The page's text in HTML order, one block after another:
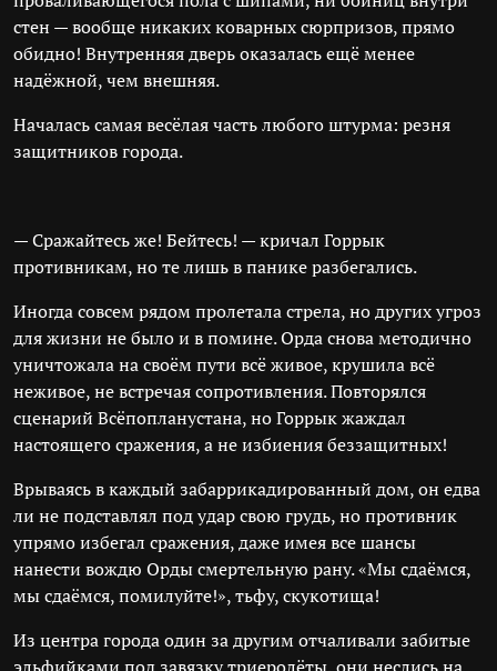
стен — вообще никаких коварных сюрпризов, прямо
обидно! Внутренняя дверь оказалась ещё менее
надёжной, чем внешняя.
Началась самая весёлая часть любого штурма: резня
защитников города.
— Сражайтесь же! Бейтесь! — кричал Горрык
противникам, но те лишь в панике разбегались.
Иногда совсем рядом пролетала стрела, но других угроз
для жизни не было и в помине. Орда снова методично
уничтожала на своём пути всё живое, крушила всё
неживое, не встречая сопротивления. Повторялся
сценарий Всёпопланустана, но Горрык жаждал
настоящего сражения, а не избиения беззащитных!
Врываясь в каждый забаррикадированный дом, он едва
ли не подставлял под удар свою грудь, но противник
упрямо избегал сражения, даже имея все шансы
нанести вождю Орды смертельную рану. «Мы сдаёмся,
мы сдаёмся, помилуйте!», тьфу, скукотища!
Из центра города один за другим отчаливали забитые